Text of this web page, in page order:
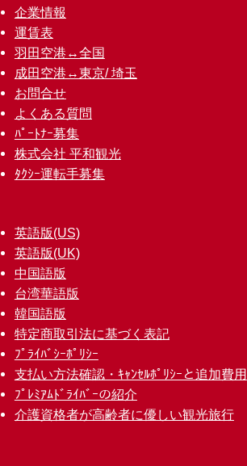
企業情報
運賃表
羽田空港↔︎全国
成田空港↔︎東京/ 埼玉
お問合せ
よくある質問
ﾊﾟｰﾄﾅｰ募集
株式会社 平和観光
ﾀｸｼｰ運転手募集
英語版(US)
英語版(UK)
中国語版
台湾華語版
韓国語版
特定商取引法に基づく表記
ﾌﾟﾗｲﾊﾞｼｰﾎﾟﾘｼｰ
支払い方法確認・ｷｬﾝｾﾙﾎﾟﾘｼｰと追加費用
ﾌﾟﾚﾐｱﾑﾄﾞﾗｲﾊﾞｰの紹介
介護資格者が高齢者に優しい観光旅行